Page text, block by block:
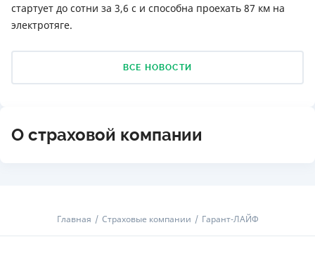
стартует до сотни за 3,6 с и способна проехать 87 км на
электротяге.
ВСЕ НОВОСТИ
О страховой компании
Главная Страховые компании Гарант-ЛАЙФ